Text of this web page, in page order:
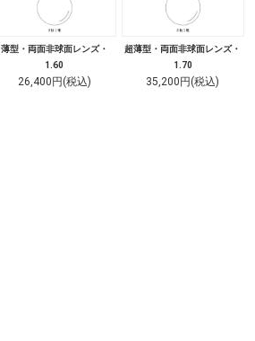
薄型・両面非球面レンズ・
1.60
26,400円(税込)
超薄型・両面非球面レンズ・
1.70
35,200円(税込)